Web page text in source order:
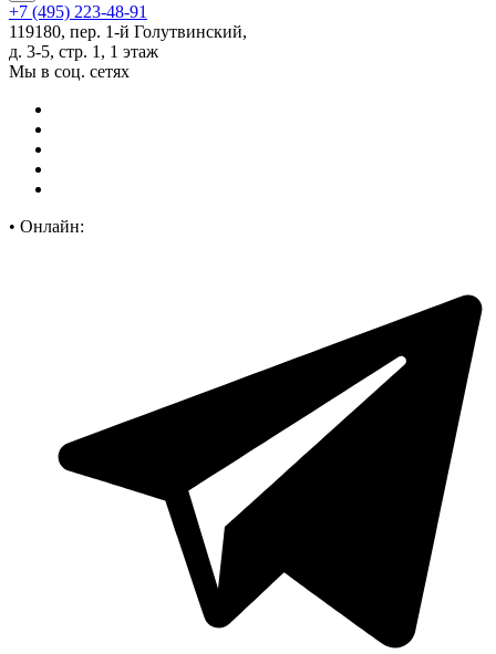
+7 (495) 223-48-91
119180, пер. 1-й Голутвинский,
д. 3-5, стр. 1, 1 этаж
Мы в соц. сетях
• Онлайн: